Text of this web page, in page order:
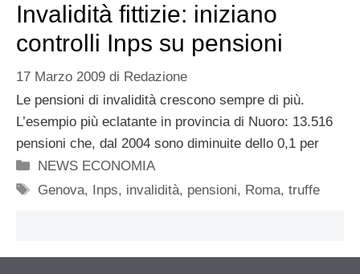
Invalidità fittizie: iniziano
controlli Inps su pensioni
17 Marzo 2009 di Redazione
Le pensioni di invalidità crescono sempre di più.
L’esempio più eclatante in provincia di Nuoro: 13.516
pensioni che, dal 2004 sono diminuite dello 0,1 per
Categorie
NEWS ECONOMIA
Tag
Genova, Inps, invalidità, pensioni, Roma,truffe